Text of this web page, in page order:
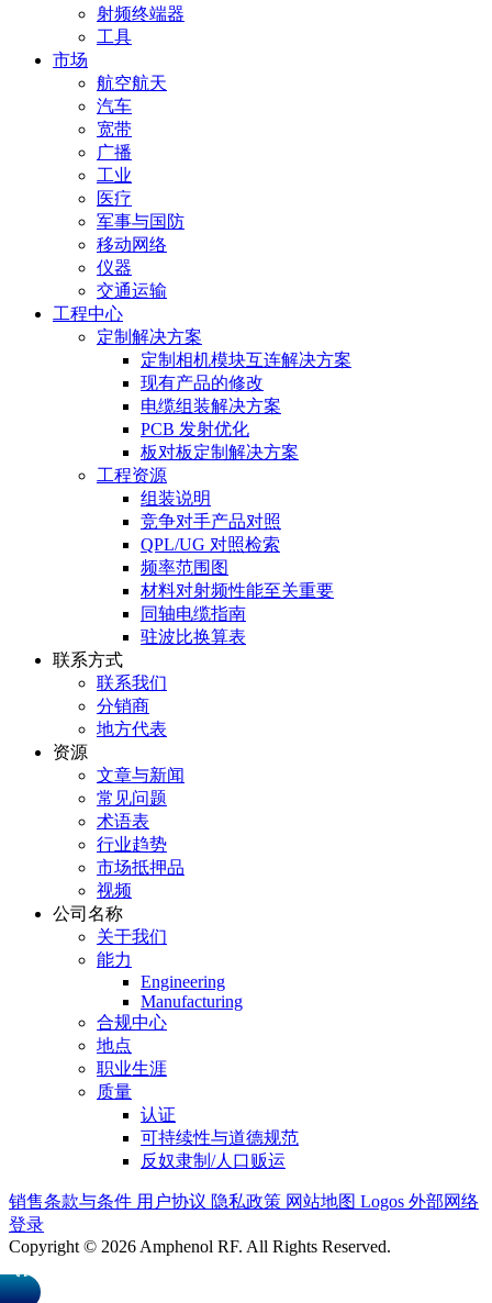
射频终端器
工具
市场
航空航天
汽车
宽带
广播
工业
医疗
军事与国防
移动网络
仪器
交通运输
工程中心
定制解决方案
定制相机模块互连解决方案
现有产品的修改
电缆组装解决方案
PCB 发射优化
板对板定制解决方案
工程资源
组装说明
竞争对手产品对照
QPL/UG 对照检索
频率范围图
材料对射频性能至关重要
同轴电缆指南
驻波比换算表
联系方式
联系我们
分销商
地方代表
资源
文章与新闻
常见问题
术语表
行业趋势
市场抵押品
视频
公司名称
关于我们
能力
Engineering
Manufacturing
合规中心
地点
职业生涯
质量
认证
可持续性与道德规范
反奴隶制/人口贩运
销售条款与条件 用户协议 隐私政策 网站地图 Logos 外部网络
登录
Copyright © 2026 Amphenol RF. All Rights Reserved.